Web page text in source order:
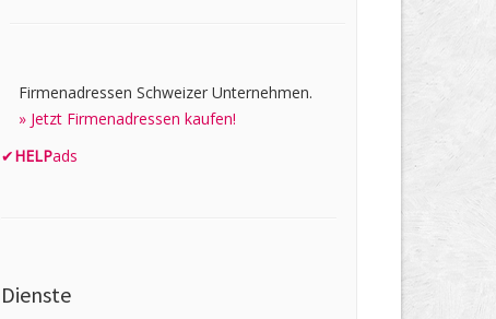
Firmenadressen Schweizer Unternehmen.
» Jetzt Firmenadressen kaufen!
✔HELPads
Dienste